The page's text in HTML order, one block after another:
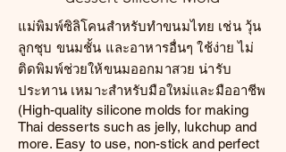
แม่พิมพ์ซิลิโคนสำหรับทำขนมไทย เช่น วุ้น
ลูกชุบ ขนมชั้น และอาหารอื่นๆ ใช้ง่าย ไม่
ติดพิมพ์ช่วยให้ขนมออกมาสวย น่ารับ
ประทาน เหมาะสำหรับมือใหม่และมืออาชีพ
(High-quality silicone molds for making
Thai desserts such as jelly, lukchup and
more. Easy to use, non-stick and perfect